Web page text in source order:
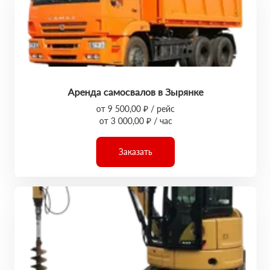
Аренда самосвалов в Зырянке
от 9 500,00 ₽ / рейс
от 3 000,00 ₽ / час
Заказать